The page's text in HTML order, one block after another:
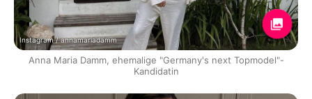
Instagram / annamariadamm
Anna Maria Damm, ehemalige "Germany's next Topmodel"-
Kandidatin